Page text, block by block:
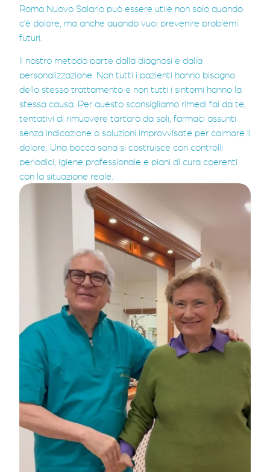
Roma Nuovo Salario può essere utile non solo quando
c’è dolore, ma anche quando vuoi prevenire problemi
futuri.
Il nostro metodo parte dalla diagnosi e dalla
personalizzazione. Non tutti i pazienti hanno bisogno
dello stesso trattamento e non tutti i sintomi hanno la
stessa causa. Per questo sconsigliamo rimedi fai da te,
tentativi di rimuovere tartaro da soli, farmaci assunti
senza indicazione o soluzioni improvvisate per calmare il
dolore. Una bocca sana si costruisce con controlli
periodici, igiene professionale e piani di cura coerenti
con la situazione reale.